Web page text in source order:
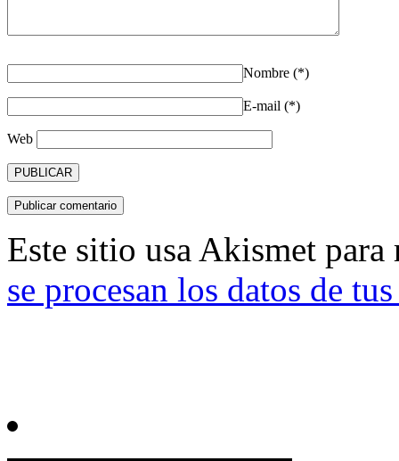
Nombre (*)
E-mail (*)
Web
Este sitio usa Akismet
se procesan los datos de